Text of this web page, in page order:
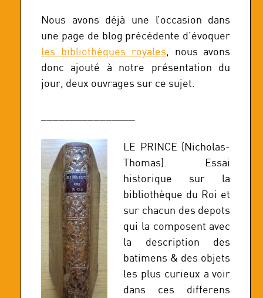
Nous avons déjà une l’occasion dans
une page de blog précédente d’évoquer
les bibliothèques royales, nous avons
donc ajouté à notre présentation du
jour, deux ouvrages sur ce sujet.
LE PRINCE (Nicholas-
Thomas). Essai
historique sur la
bibliothèque du Roi et
sur chacun des depots
qui la composent avec
la description des
batimens & des objets
les plus curieux a voir
dans ces differens